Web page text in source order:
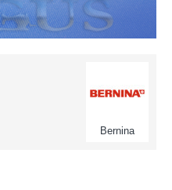
Bernina